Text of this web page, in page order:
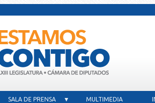
SALA DE PRENSA ▼ MULTIMEDIA